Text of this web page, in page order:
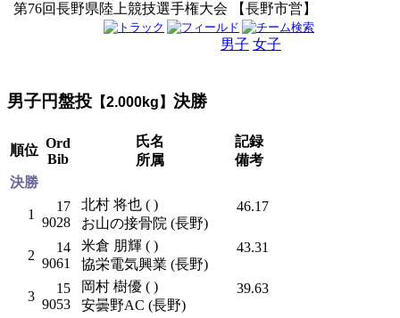
第76回長野県陸上競技選手権大会 【長野市営】
男子 女子
男子円盤投 【2.000kg】 決勝
順位 Ord
Bib
氏名
所属
記録
備考
決勝
1
17
9028
北村 将也 ( )
お山の接骨院 (長野)
46.17
2
14
9061
米倉 朋輝 ( )
協栄電気興業 (長野)
43.31
3
15
9053
岡村 樹優 ( )
安曇野AC (長野)
39.63